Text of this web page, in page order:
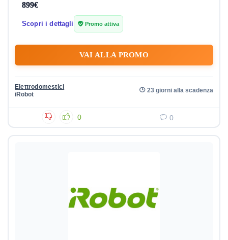
899€
Scopri i dettagli Promo attiva
VAI ALLA PROMO
Elettrodomestici
iRobot
23 giorni alla scadenza
0 0